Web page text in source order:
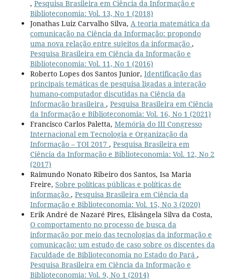
, Pesquisa Brasileira em Ciência da Informação e
Biblioteconomia: Vol. 13, No 1 (2018)
Jonathas Luiz Carvalho Silva, A teoria matemática da
comunicação na Ciência da Informação: propondo
uma nova relação entre sujeitos da informação ,
Pesquisa Brasileira em Ciência da Informação e
Biblioteconomia: Vol. 11, No 1 (2016)
Roberto Lopes dos Santos Junior, Identificação das
principais temáticas de pesquisa ligadas a interação
humano-computador discutidas na Ciência da
Informação brasileira , Pesquisa Brasileira em Ciência
da Informação e Biblioteconomia: Vol. 16, No 1 (2021)
Francisco Carlos Paletta, Memória do III Congresso
Internacional em Tecnologia e Organização da
Informação – TOI 2017 , Pesquisa Brasileira em
Ciência da Informação e Biblioteconomia: Vol. 12, No 2
(2017)
Raimundo Nonato Ribeiro dos Santos, Isa Maria
Freire, Sobre políticas públicas e políticas de
informação , Pesquisa Brasileira em Ciência da
Informação e Biblioteconomia: Vol. 15, No 3 (2020)
Erik André de Nazaré Pires, Elisângela Silva da Costa,
O comportamento no processo de busca da
informação por meio das tecnologias da informação e
comunicação: um estudo de caso sobre os discentes da
Faculdade de Biblioteconomia no Estado do Pará ,
Pesquisa Brasileira em Ciência da Informação e
Biblioteconomia: Vol. 9, No 1 (2014)